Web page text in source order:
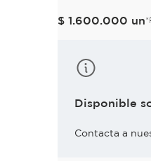
$ 1.600.000 un
Disponible
Contacta a